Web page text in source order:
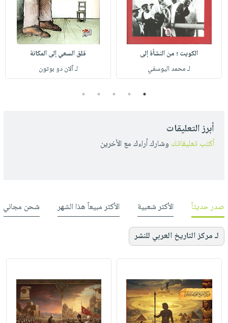
الكويت ؛ من النشأة إلى
لـ محمد اليوسفي
قلق السعي إلى المكانة
لـ آلان دو بوتون
1
2
3
4
5
أبرز التعليقات
أكتب تعليقاتك وشارك أراءك مع الأخرين
صدر حديثاً الأكثر شعبية الأكثر مبيعاً هذا الشهر شحن مجاني
لـ مركز التاريخ العربي للنشر